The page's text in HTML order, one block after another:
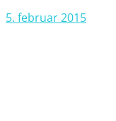
5. februar 2015